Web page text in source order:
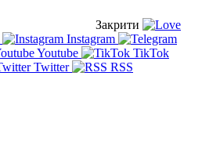
Закрити
Instagram
Youtube
TikTok
Twitter RSS